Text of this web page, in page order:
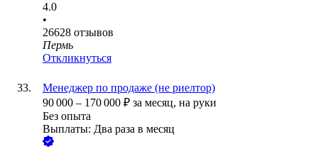
4.0
•
26628 отзывов
Пермь
Откликнуться
Менеджер по продаже (не риелтор)
90 000 – 170 000 ₽ за месяц, на руки
Без опыта
Выплаты: Два раза в месяц